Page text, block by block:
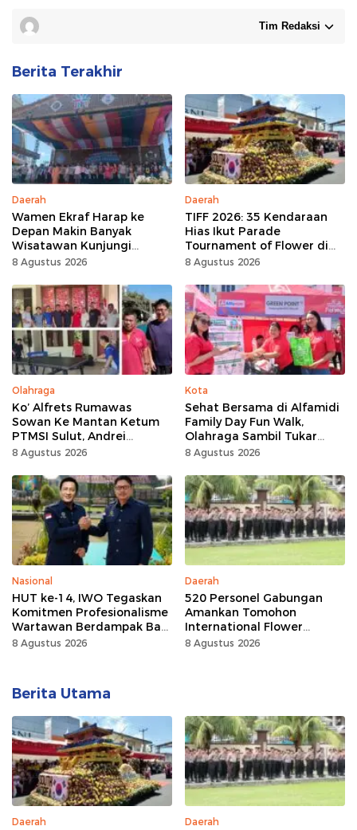
Tim Redaksi
Berita Terakhir
Daerah
Wamen Ekraf Harap ke
Depan Makin Banyak
Wisatawan Kunjungi
Tomohon
8 Agustus 2026
Daerah
TIFF 2026: 35 Kendaraan
Hias Ikut Parade
Tournament of Flower di
Tomohon
8 Agustus 2026
Olahraga
Ko’ Alfrets Rumawas
Sowan Ke Mantan Ketum
PTMSI Sulut, Andrei
Angouw
8 Agustus 2026
Kota
Sehat Bersama di Alfamidi
Family Day Fun Walk,
Olahraga Sambil Tukar
Sampah Demi Jaga Bumi
8 Agustus 2026
Nasional
HUT ke-14, IWO Tegaskan
Komitmen Profesionalisme
Wartawan Berdampak Bagi
Kebaikan Bangsa
8 Agustus 2026
Daerah
520 Personel Gabungan
Amankan Tomohon
International Flower
Festival
8 Agustus 2026
Berita Utama
Daerah Daerah